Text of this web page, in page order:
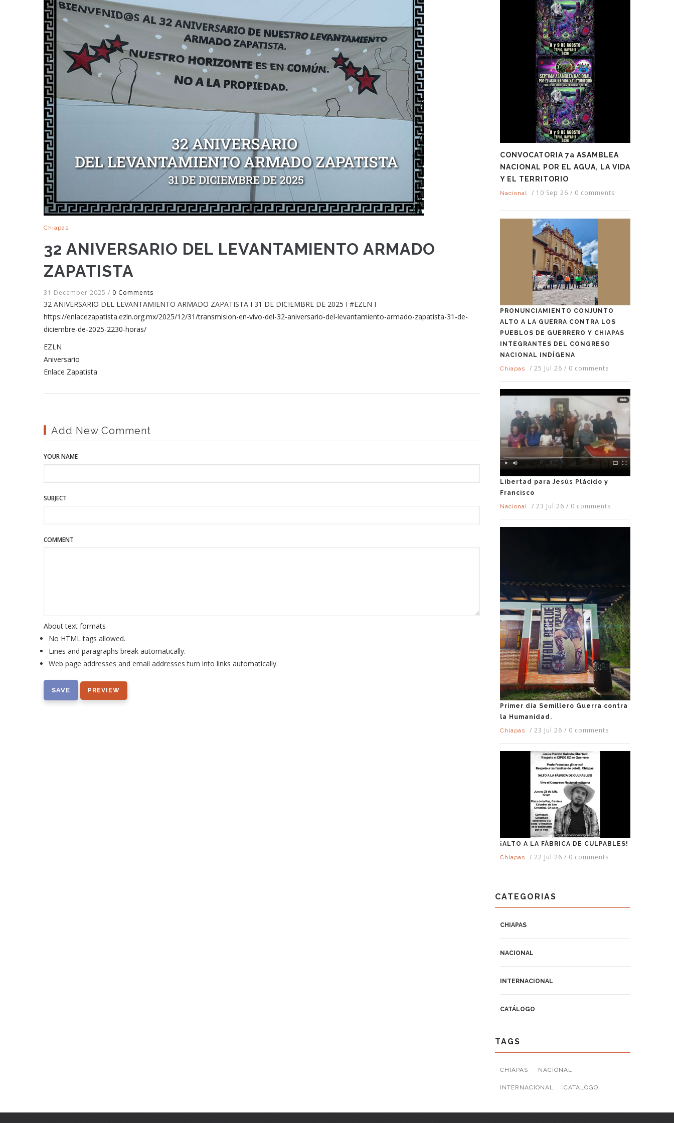
Chiapas
32 ANIVERSARIO DEL LEVANTAMIENTO ARMADO
ZAPATISTA
31 December 2025 / 0 Comments
32 ANIVERSARIO DEL LEVANTAMIENTO ARMADO ZAPATISTA I 31 DE DICIEMBRE DE 2025 I #EZLN I
https://enlacezapatista.ezln.org.mx/2025/12/31/transmision-en-vivo-del-32-aniversario-del-levantamiento-armado-zapatista-31-de-
diciembre-de-2025-2230-horas/
EZLN
Aniversario
Enlace Zapatista
Add New Comment
YOUR NAME
SUBJECT
COMMENT
About text formats
No HTML tags allowed.
Lines and paragraphs break automatically.
Web page addresses and email addresses turn into links automatically.
CONVOCATORIA 7a ASAMBLEA
NACIONAL POR EL AGUA, LA VIDA
Y EL TERRITORIO
Nacional / 10 Sep 26 / 0 comments
PRONUNCIAMIENTO CONJUNTO
ALTO A LA GUERRA CONTRA LOS
PUEBLOS DE GUERRERO Y CHIAPAS
INTEGRANTES DEL CONGRESO
NACIONAL INDÍGENA
Chiapas
/ 25 Jul 26 / 0 comments
Libertad para Jesús Plácido y
Francisco
Nacional
/ 23 Jul 26 / 0 comments
Primer día Semillero Guerra contra
la Humanidad.
Chiapas
/ 23 Jul 26 / 0 comments
¡ALTO A LA FÁBRICA DE CULPABLES!
Chiapas
/ 22 Jul 26 / 0 comments
CATEGORIAS
CHIAPAS
NACIONAL
INTERNACIONAL
CATÁLOGO
TAGS
CHIAPAS NACIONAL
INTERNACIONAL CATÁLOGO